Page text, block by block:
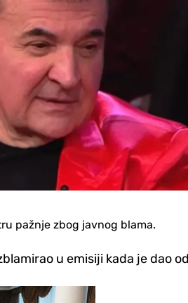
pažnje zbog javnog blama.
u emisiji kada je dao